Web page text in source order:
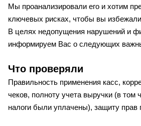
Мы проанализировали его и хотим
ключевых рисках, чтобы вы
В целях недопущения нарушений и
информируем Вас о следующих
Что проверяли
Правильность применения касс,
чеков, полноту учета выручки (в том
налоги были уплачены), защиту прав